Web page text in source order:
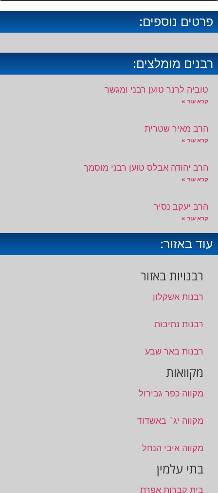
פרטים נוספים:
רבנים מומלצים:
טוביה לרנר טוען רבני ומגשר
קרא עוד »
הרב מאיר שטרית
קרא עוד »
הרב יהודה אבלס טוען רבני מוסמך
קרא עוד »
הרב יעקב נסיר
קרא עוד »
עוד באזור:
רבנויות באזור
רבנות אשקלון
רבנות נתיבות
רבנות באר שבע
מקוואות
מקווה כפר גבירול
מקווה יג` באשדוד
מקווה איבי הנחל
בתי עלמין
בית קברות אפרת